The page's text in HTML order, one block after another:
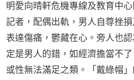
明愛向晴軒危機專線及教育中
記者，配偶出軌，男人自尊挫
表達傷痛，鬱藏在心。旁人也
定是男人的錯，如經濟擔當不
或性無法滿足之類。「戴綠帽